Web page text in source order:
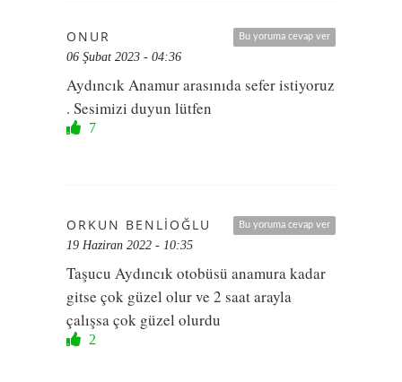
Bu yoruma cevap ver
ONUR
06 Şubat 2023 - 04:36
Aydıncık Anamur arasınıda sefer istiyoruz
. Sesimizi duyun lütfen
7
Bu yoruma cevap ver
ORKUN BENLIOĞLU
19 Haziran 2022 - 10:35
Taşucu Aydıncık otobüsü anamura kadar
gitse çok güzel olur ve 2 saat arayla
çalışsa çok güzel olurdu
2